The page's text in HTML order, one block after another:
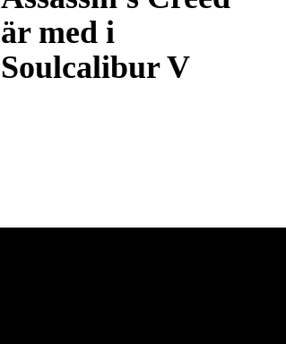
är med i
Soulcalibur V